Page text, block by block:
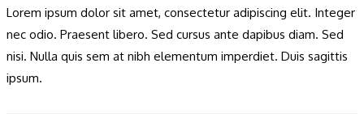
Lorem ipsum dolor sit amet, consectetur adipiscing elit. Integer
nec odio. Praesent libero. Sed cursus ante dapibus diam. Sed
nisi. Nulla quis sem at nibh elementum imperdiet. Duis sagittis
ipsum.